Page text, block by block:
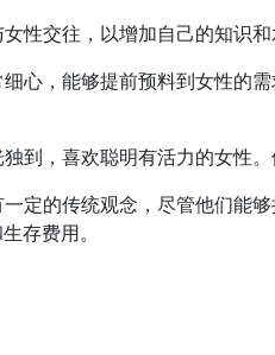
性交往，以增加自己的知识
心，能够提前预料到女性的
到，喜欢聪明有活力的女性
定的传统观念，尽管他们能
存费用。